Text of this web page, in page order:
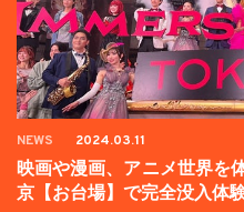
NEWS 2024.03.11
映画や漫画、アニメ世界を
京【お台場】で完全没入体